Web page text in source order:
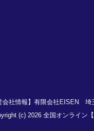
会社情報】有限会社EISEN 埼
(c) 2026 全国オンライン